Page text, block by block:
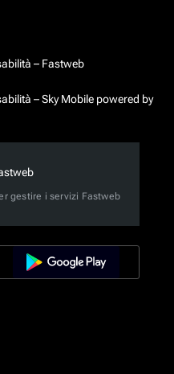
– Fastweb
– Sky Mobile powered by
gestire i servizi Fastweb